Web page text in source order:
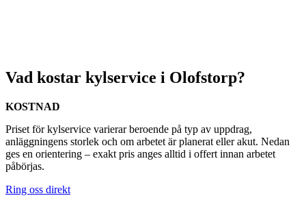
Vad kostar kylservice i Olofstorp?
KOSTNAD
Priset för kylservice varierar beroende på typ av uppdrag,
anläggningens storlek och om arbetet är planerat eller akut. Nedan
ges en orientering – exakt pris anges alltid i offert innan arbetet
påbörjas.
Ring oss direkt